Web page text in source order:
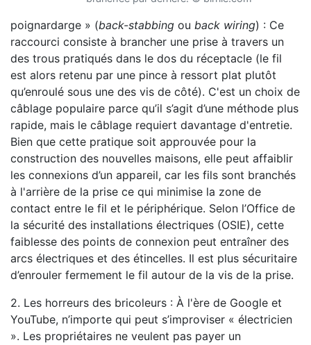
poignardarge » (back-stabbing ou back wiring) : Ce
raccourci consiste à brancher une prise à travers un
des trous pratiqués dans le dos du réceptacle (le fil
est alors retenu par une pince à ressort plat plutôt
qu’enroulé sous une des vis de côté). C'est un choix de
câblage populaire parce qu’il s’agit d’une méthode plus
rapide, mais le câblage requiert davantage d'entretie.
Bien que cette pratique soit approuvée pour la
construction des nouvelles maisons, elle peut affaiblir
les connexions d’un appareil, car les fils sont branchés
à l'arrière de la prise ce qui minimise la zone de
contact entre le fil et le périphérique. Selon l’Office de
la sécurité des installations électriques (OSIE), cette
faiblesse des points de connexion peut entraîner des
arcs électriques et des étincelles. Il est plus sécuritaire
d’enrouler fermement le fil autour de la vis de la prise.
2. Les horreurs des bricoleurs : À l'ère de Google et
YouTube, n’importe qui peut s’improviser « électricien
». Les propriétaires ne veulent pas payer un